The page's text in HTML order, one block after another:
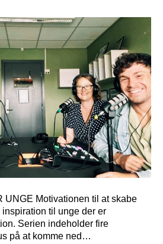
UNGE Motivationen til at skabe
til unge der er
Serien indeholder fire
på at komme ned…